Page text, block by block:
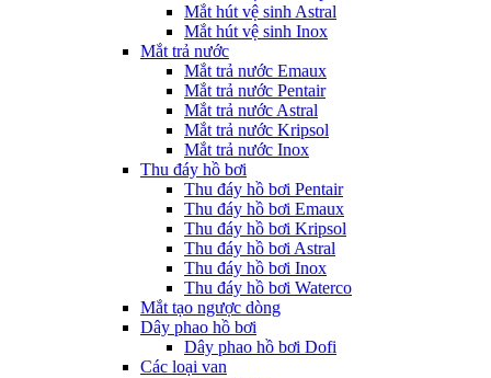
Mắt hút vệ sinh Astral
Mắt hút vệ sinh Inox
Mắt trả nước
Mắt trả nước Emaux
Mắt trả nước Pentair
Mắt trả nước Astral
Mắt trả nước Kripsol
Mắt trả nước Inox
Thu đáy hồ bơi
Thu đáy hồ bơi Pentair
Thu đáy hồ bơi Emaux
Thu đáy hồ bơi Kripsol
Thu đáy hồ bơi Astral
Thu đáy hồ bơi Inox
Thu đáy hồ bơi Waterco
Mắt tạo ngược dòng
Dây phao hồ bơi
Dây phao hồ bơi Dofi
Các loại van